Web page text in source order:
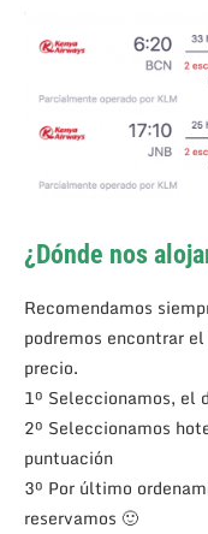
¿Dónde nos
Recomendamos
podremos encontrar
precio.
1º Seleccionamos, el
2º Seleccionamos
puntuación
3º Por último
reservamos 🙂